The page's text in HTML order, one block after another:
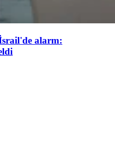
alarm: